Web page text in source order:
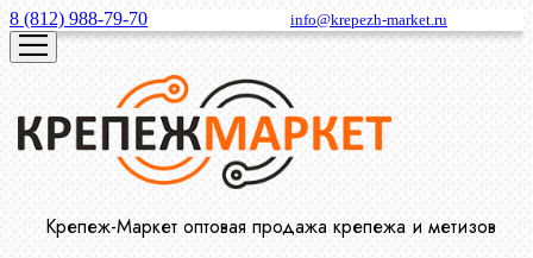
8 (812) 988-79-70 info@krepezh-market.ru
Крепеж-Маркет оптовая продажа крепежа и метизов